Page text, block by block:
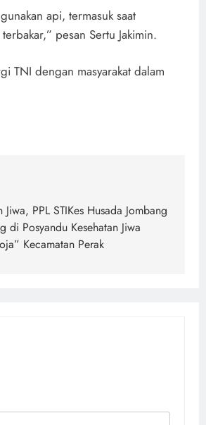
api, termasuk saat
pesan Sertu Jakimin.
TNI dengan masyarakat dalam
Jiwa, PPL STIKes Husada Jombang
di Posyandu Kesehatan Jiwa
Kecamatan Perak